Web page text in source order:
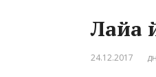
Лайа
24.12.2017